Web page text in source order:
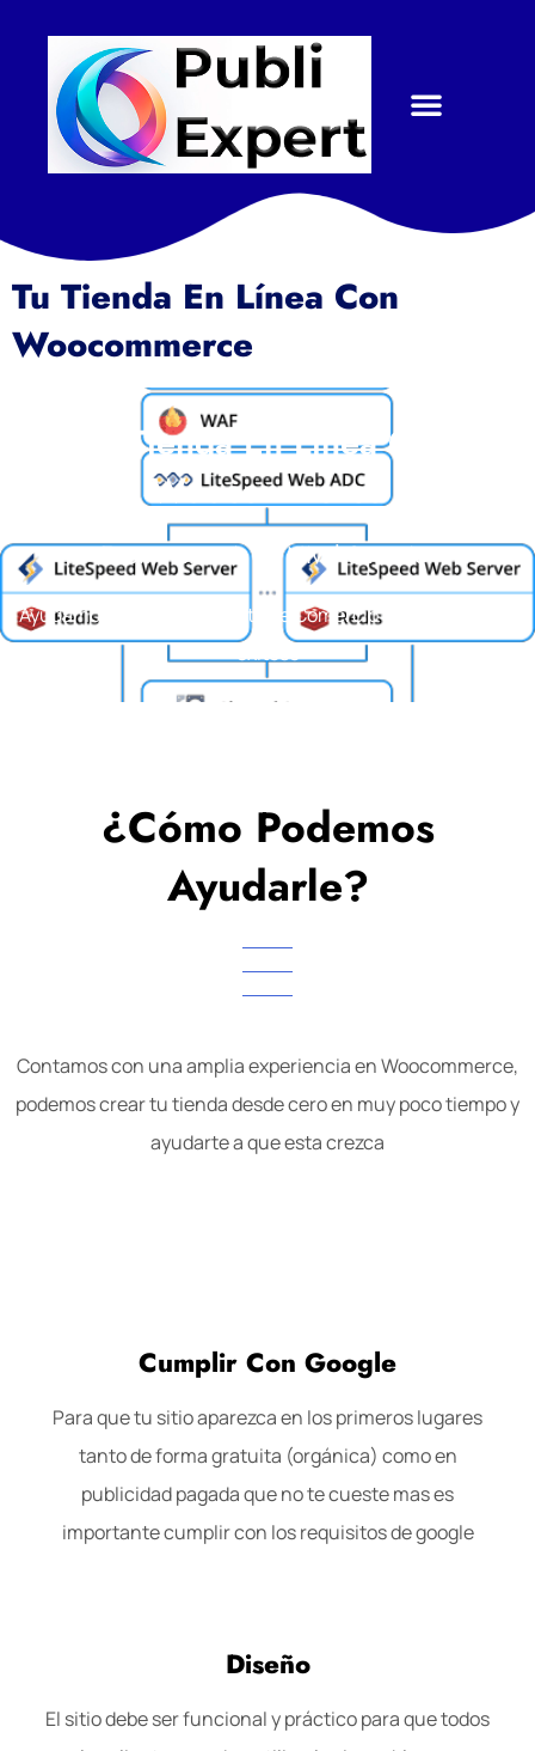
Tu Tienda En Línea Con
Woocommerce
Tu Tienda En Línea Con
Woocommerce
Ecommerce A Un Nivel Superior
Ayudamos a que tu proyecto de Comercio Electrónico sea
exitoso
¿Cómo Podemos
Ayudarle?
Contamos con una amplia experiencia en Woocommerce,
podemos crear tu tienda desde cero en muy poco tiempo y
ayudarte a que esta crezca
Cumplir Con Google
Para que tu sitio aparezca en los primeros lugares
tanto de forma gratuita (orgánica) como en
publicidad pagada que no te cueste mas es
importante cumplir con los requisitos de google
Diseño
El sitio debe ser funcional y práctico para que todos